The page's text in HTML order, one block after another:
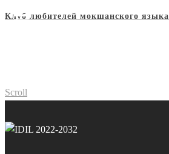
Клуб любителей мокшанского языка
Scroll